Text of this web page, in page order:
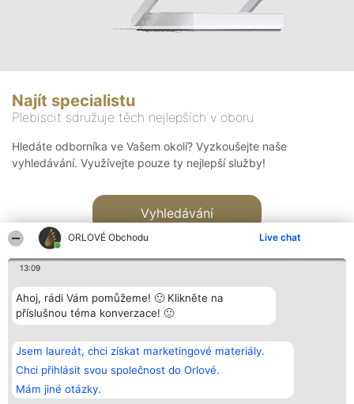
ORLOVÉ Obchodu Live chat
13:09
Ahoj, rádi Vám pomůžeme! 🙂 Klikněte na
příslušnou téma konverzace! 🙂
Jsem laureát, chci získat marketingové materiály.
Chci přihlásit svou společnost do Orlové.
Mám jiné otázky.
Najít specialistu
Plebiscit sdružuje těch nejlepších v oboru
Hledáte odborníka ve Vašem okolí? Vyzkoušejte naše
vyhledávání. Využívejte pouze ty nejlepší služby!
Vyhledávání
Bright Side Solutions sp. z o.
o. sp. k.
ul. Ruska 22
Wrocław 50-079
KRS 0000749100 | Regon
381313360 | NIP 8943132676
Vítězové
Seznam všech
laureátů
Zásady
Zásady
Kontakt